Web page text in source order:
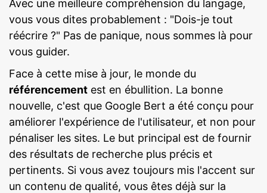
Avec une meilleure compréhension du langage,
vous vous dites probablement : "Dois-je tout
réécrire ?" Pas de panique, nous sommes là pour
vous guider.
Face à cette mise à jour, le monde du
référencement est en ébullition. La bonne
nouvelle, c'est que Google Bert a été conçu pour
améliorer l'expérience de l'utilisateur, et non pour
pénaliser les sites. Le but principal est de fournir
des résultats de recherche plus précis et
pertinents. Si vous avez toujours mis l'accent sur
un contenu de qualité, vous êtes déjà sur la